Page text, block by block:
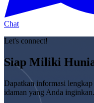
Chat
Let's connect!
Siap Miliki
Dapatkan informasi
idaman yang Anda inginkan.